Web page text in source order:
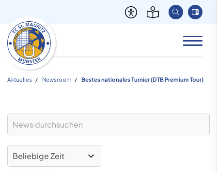
Aktuelles Newsroom Bestes nationales Turnier (DTB Premium Tour)